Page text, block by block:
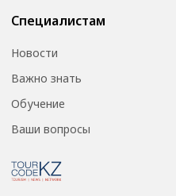
Специалистам
Новости
Важно знать
Обучение
Ваши вопросы